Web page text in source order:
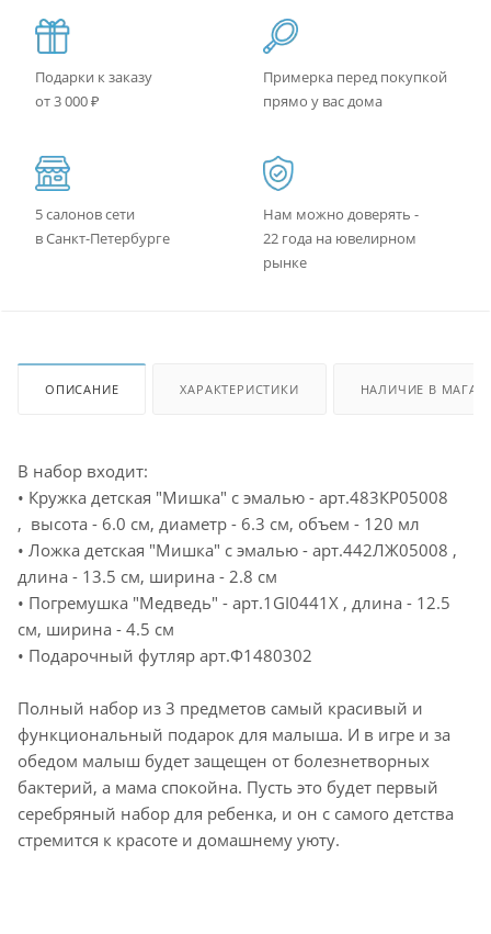
Подарки к заказу
от 3 000 ₽
Примерка перед покупкой
прямо у вас дома
5 салонов сети
в Санкт-Петербурге
Нам можно доверять -
22 года на ювелирном
рынке
ОПИСАНИЕ ХАРАКТЕРИСТИКИ НАЛИЧИЕ В
В набор входит:
• Кружка детская "Мишка" с эмалью - арт.483КР05008
, высота - 6.0 см, диаметр - 6.3 см, объем - 120 мл
• Ложка детская "Мишка" с эмалью - арт.442ЛЖ05008 ,
длина - 13.5 см, ширина - 2.8 см
• Погремушка "Медведь" - арт.1GI0441X , длина - 12.5
см, ширина - 4.5 см
• Подарочный футляр арт.Ф1480302
Полный набор из 3 предметов самый красивый и
функциональный подарок для малыша. И в игре и за
обедом малыш будет защещен от болезнетворных
бактерий, а мама спокойна. Пусть это будет первый
серебряный набор для ребенка, и он с самого детства
стремится к красоте и домашнему уюту.